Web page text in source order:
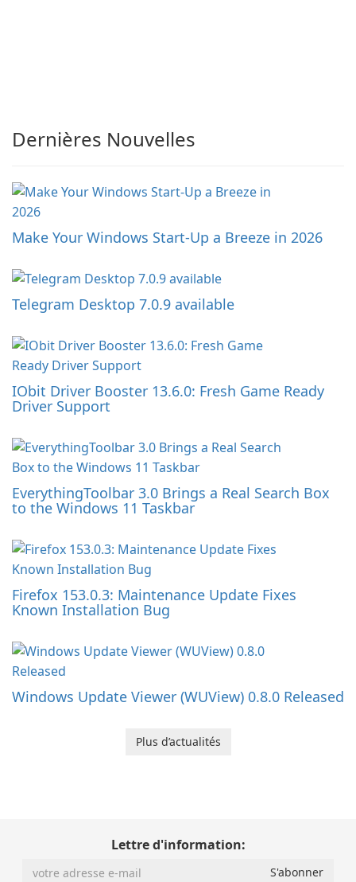
Dernières Nouvelles
Make Your Windows Start-Up a Breeze in 2026
Telegram Desktop 7.0.9 available
IObit Driver Booster 13.6.0: Fresh Game Ready
Driver Support
EverythingToolbar 3.0 Brings a Real Search Box
to the Windows 11 Taskbar
Firefox 153.0.3: Maintenance Update Fixes
Known Installation Bug
Windows Update Viewer (WUView) 0.8.0 Released
Plus d’actualités
Lettre d'information: